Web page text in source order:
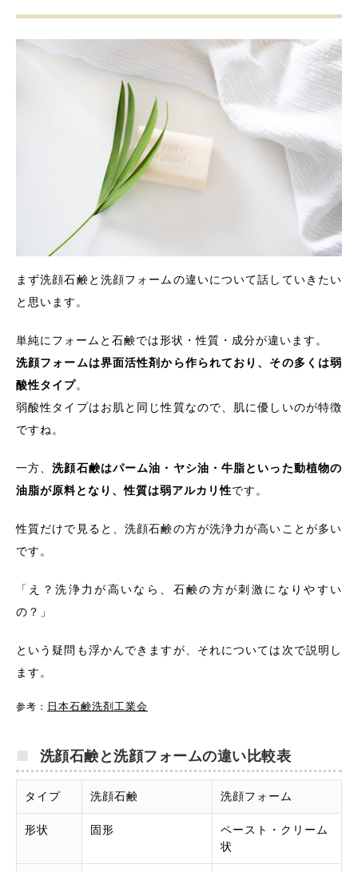
正しい洗顔方法を知ろう
正しい洗顔法ポイント①泡立てネットなどで泡立て
正しい洗顔法ポイント②手が肌にあたらないように
正しい洗顔法ポイント③洗いはじめはＴゾーンから
正しい洗顔法ポイント④洗顔時間は60秒以内
正しい洗顔法ポイント⑤乾燥肌・敏感肌の時は無理
に洗顔料は使わない
正しい洗顔法ポイント⑥タオルはやさしく使いまし
メルトフォーム
シャルムサヴォーン
まとめ
まず洗顔石鹸と洗顔フォームの違いについて話していきたい
と思います。
単純にフォームと石鹸では形状・性質・成分が違います。
洗顔フォームは界面活性剤から作られており、その多くは弱
酸性タイプ。
弱酸性タイプはお肌と同じ性質なので、肌に優しいのが特徴
ですね。
一方、洗顔石鹸はパーム油・ヤシ油・牛脂といった動植物の
油脂が原料となり、性質は弱アルカリ性です。
性質だけで見ると、洗顔石鹸の方が洗浄力が高いことが多い
です。
「え？洗浄力が高いなら、石鹸の方が刺激になりやすい
の？」
という疑問も浮かんできますが、それについては次で説明し
ます。
参考： 日本石鹸洗剤工業会
洗顔石鹸と洗顔フォームの違い比較表
タイプ 洗顔石鹸 洗顔フォーム
形状 固形
ペースト・クリーム
状